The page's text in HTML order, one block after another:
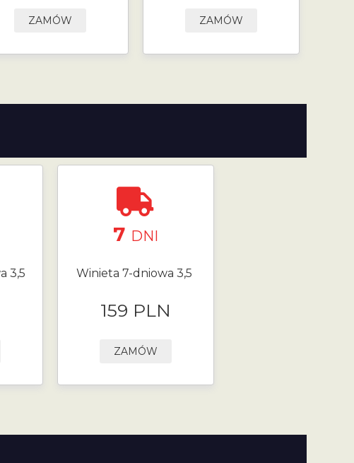
ZAMÓW ZAMÓW
3,5
7 DNI
Winieta 7-dniowa 3,5
159 PLN
ZAMÓW